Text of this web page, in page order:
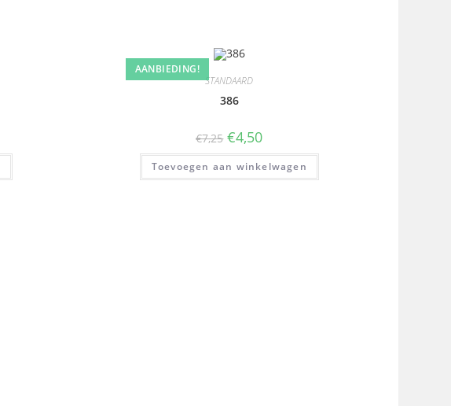
AANBIEDING!
STANDAARD
386
€7,25 €4,50
Toevoegen aan winkelwagen